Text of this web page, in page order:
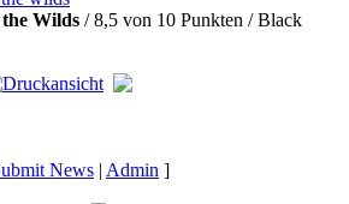
Wilds / 8,5 von 10 Punkten / Black
News | Admin ]